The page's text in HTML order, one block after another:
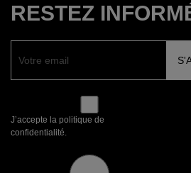
RESTEZ
J’accepte la politique de
confidentialité.